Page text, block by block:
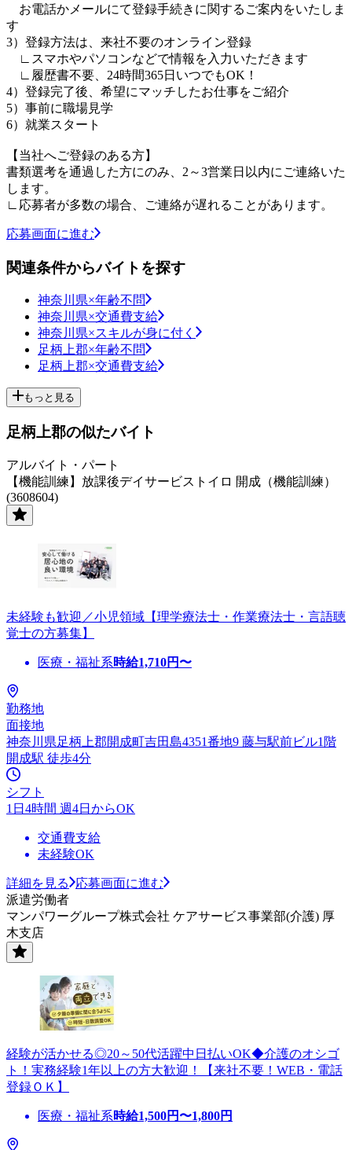
お電話かメールにて登録手続きに関するご案内をいたしま
す
3）登録方法は、来社不要のオンライン登録
∟スマホやパソコンなどで情報を入力いただきます
∟履歴書不要、24時間365日いつでもOK！
4）登録完了後、希望にマッチしたお仕事をご紹介
5）事前に職場見学
6）就業スタート
【当社へご登録のある方】
書類選考を通過した方にのみ、2～3営業日以内にご連絡いた
します。
∟応募者が多数の場合、ご連絡が遅れることがあります。
応募画面に進む
関連条件からバイトを探す
神奈川県×年齢不問
神奈川県×交通費支給
神奈川県×スキルが身に付く
足柄上郡×年齢不問
足柄上郡×交通費支給
もっと見る
足柄上郡の似たバイト
アルバイト・パート
【機能訓練】放課後デイサービストイロ 開成（機能訓練）
(3608604)
未経験も歓迎／小児領域【理学療法士・作業療法士・言語聴
覚士の方募集】
医療・福祉系時給1,710円〜
勤務地
面接地
神奈川県足柄上郡開成町吉田島4351番地9 藤与駅前ビル1階
開成駅 徒歩4分
シフト
1日4時間 週4日からOK
交通費支給
未経験OK
詳細を見る
応募画面に進む
派遣労働者
マンパワーグループ株式会社 ケアサービス事業部(介護) 厚
木支店
経験が活かせる◎20～50代活躍中日払いOK◆介護のオシゴ
ト！実務経験1年以上の方大歓迎！【来社不要！WEB・電話
登録ＯＫ】
医療・福祉系時給1,500円〜1,800円